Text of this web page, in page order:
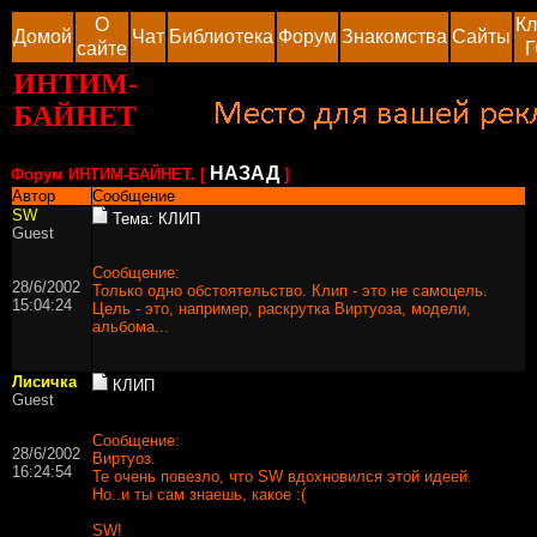
Домой
О
сайте
Чат Библиотека Форум Знакомства Сайты
ИНТИМ-
БАЙНЕТ
Форум ИНТИМ-БАЙНЕТ. [ НАЗАД ]
Автор
Сообщение
SW
Guest
28/6/2002
15:04:24
Тема: КЛИП
Сообщение:
Только одно обстоятельство. Клип - это не самоцель.
Цель - это, например, раскрутка Виртуоза, модели,
альбома...
Лисичка
Guest
28/6/2002
16:24:54
КЛИП
Сообщение:
Виртуоз.
Те очень повезло, что SW вдохновился этой идеей.
Но..и ты сам знаешь, какое :(
SW!